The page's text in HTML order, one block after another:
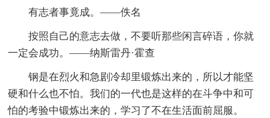
有志者事竟成。——佚名
按照自己的意志去做，不要听那些闲言碎语，你就
一定会成功。——纳斯雷丹·霍查
钢是在烈火和急剧冷却里锻炼出来的，所以才能坚
硬和什么也不怕。我们的一代也是这样的在斗争中和可
怕的考验中锻炼出来的，学习了不在生活面前屈服。